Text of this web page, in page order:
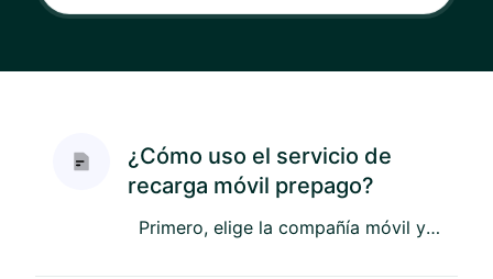
¿Cómo uso el servicio de
recarga móvil prepago?
Primero, elige la compañía móvil y el paquete que deseas. Luego, ingresa tu número de teléfono, selecciona un métod...